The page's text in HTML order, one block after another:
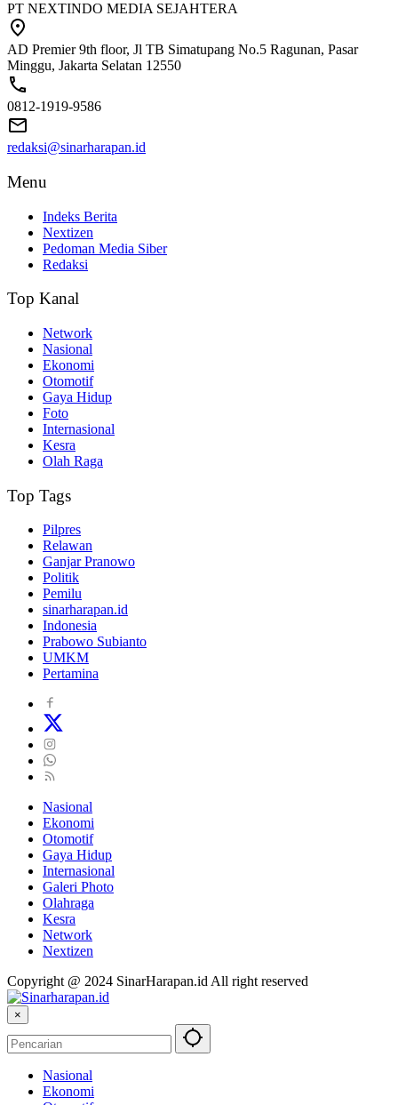
PT NEXTINDO MEDIA SEJAHTERA
AD Premier 9th floor, Jl TB Simatupang No.5 Ragunan, Pasar
Minggu, Jakarta Selatan 12550
0812-1919-9586
redaksi@sinarharapan.id
Menu
Indeks Berita
Nextizen
Pedoman Media Siber
Redaksi
Top Kanal
Network
Nasional
Ekonomi
Otomotif
Gaya Hidup
Foto
Internasional
Kesra
Olah Raga
Top Tags
Pilpres
Relawan
Ganjar Pranowo
Politik
Pemilu
sinarharapan.id
Indonesia
Prabowo Subianto
UMKM
Pertamina
Nasional
Ekonomi
Otomotif
Gaya Hidup
Internasional
Galeri Photo
Olahraga
Kesra
Network
Nextizen
Copyright @ 2024 SinarHarapan.id All right reserved
×
Nasional
Ekonomi